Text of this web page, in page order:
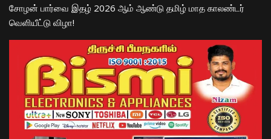
சோழன் பார்வை இதழ் 2026 ஆம் ஆண்டு தமிழ் மாத காலண்டர்
வெளியீட்டு விழா!